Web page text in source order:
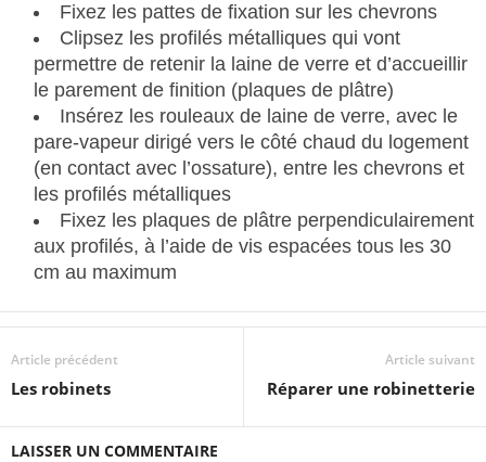
Fixez les pattes de fixation sur les chevrons
Clipsez les profilés métalliques qui vont
permettre de retenir la laine de verre et d’accueillir
le parement de finition (plaques de plâtre)
Insérez les rouleaux de laine de verre, avec le
pare-vapeur dirigé vers le côté chaud du logement
(en contact avec l’ossature), entre les chevrons et
les profilés métalliques
Fixez les plaques de plâtre perpendiculairement
aux profilés, à l’aide de vis espacées tous les 30
cm au maximum
Article précédent
Les robinets
Article suivant
Réparer une robinetterie
LAISSER UN COMMENTAIRE